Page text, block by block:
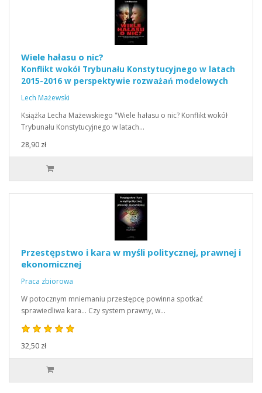
Wiele hałasu o nic?
Konflikt wokół Trybunału Konstytucyjnego w latach
2015-2016 w perspektywie rozważań modelowych
Lech Mażewski
Książka Lecha Mażewskiego "Wiele hałasu o nic? Konflikt wokół
Trybunału Konstytucyjnego w latach…
28,90 zł
Przestępstwo i kara w myśli politycznej, prawnej i
ekonomicznej
Praca zbiorowa
W potocznym mniemaniu przestępcę powinna spotkać
sprawiedliwa kara... Czy system prawny, w…
32,50 zł